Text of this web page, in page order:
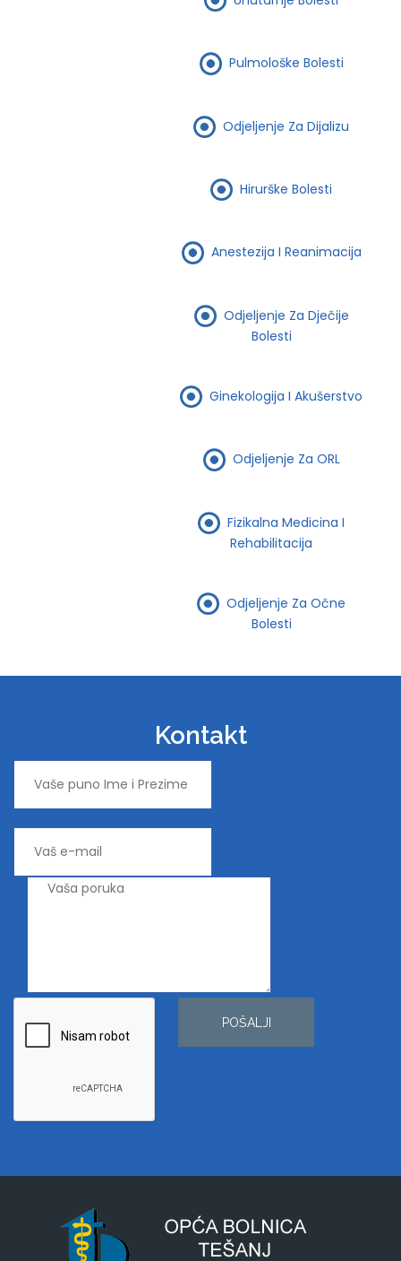
Pulmološke Bolesti
Odjeljenje Za Dijalizu
Hirurške Bolesti
Anestezija I Reanimacija
Odjeljenje Za Dječije
Bolesti
Ginekologija I Akušerstvo
Odjeljenje Za ORL
Fizikalna Medicina I
Rehabilitacija
Odjeljenje Za Očne
Bolesti
Kontakt
POŠALJI